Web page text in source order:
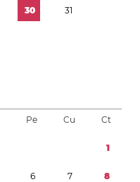
30 31
Pe Cu Ct
1
6 7 8